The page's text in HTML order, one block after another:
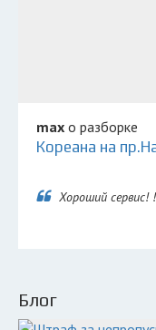
max о разборке
Кореана на
Хороший сервис! !
Блог